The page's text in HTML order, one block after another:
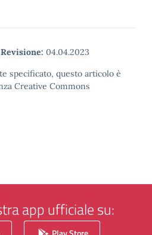
Revisione: 04.04.2023
specificato, questo articolo è
Creative Commons
app ufficiale su: